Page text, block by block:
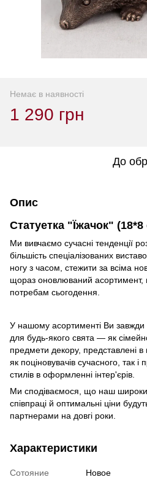
Немає в наявності
1 290 грн
До
Опис
Статуетка "Їжачок"
Ми вивчаємо сучасні тенденції
більшість спеціалізованих
ногу з часом, стежити за всіма
щораз оновлюваний асортимент,
потребам сьогодення.
У нашому асортименті Ви завжди
для будь-якого свята — як
предмети декору, представлені
як поціновувачів сучасного, так і
стилів в оформленні інтер'єрів.
Ми сподіваємося, що наш
співпраці й оптимальні ціни
партнерами на довгі роки.
Характеристики
Сотояние
Новое